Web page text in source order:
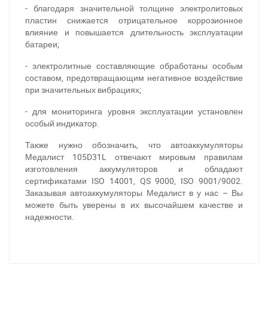
- благодаря значительной толщине электролитовых
пластин снижается отрицательное коррозионное
влияние и повышается длительность эксплуатации
батареи;
- электролитные составляющие обработаны особым
составом, предотвращающим негативное воздействие
при значительных вибрациях;
- для мониторинга уровня эксплуатации установлен
особый индикатор.
Также нужно обозначить, что автоаккумуляторы
Медалист 105D31L отвечают мировым правилам
изготовления аккумуляторов и обладают
сертификатами ISO 14001, QS 9000, ISO 9001/9002.
Заказывая автоаккумуляторы Медалист в у нас – Вы
можете быть уверены в их высочайшем качестве и
надежности.
При отсутствии связи - пишите, звоните в Viber /
Telegram (093) 600-51-11